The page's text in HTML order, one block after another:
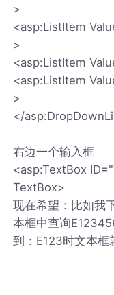
>
<asp:ListItem
>
<asp:ListItem
<asp:ListItem
>
</
右边一个输入框
<asp:TextBox
TextBox>
现在希望：比如我
本框中查询
到：E123时文本框